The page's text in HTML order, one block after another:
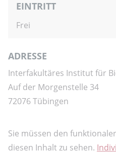
EINTRITT
Frei
ADRESSE
Interfakultäres Institut für
Auf der Morgenstelle 34
72076 Tübingen
Sie müssen den
diesen Inhalt zu sehen.